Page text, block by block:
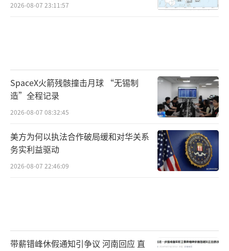
2026-08-07 23:11:57
SpaceX火箭残骸撞击月球 “无锡制
造”全程记录
2026-08-07 08:32:45
美方为何以执法合作破局缓和对华关系
务实利益驱动
2026-08-07 22:46:09
带薪错峰休假通知引争议 河南回应 直